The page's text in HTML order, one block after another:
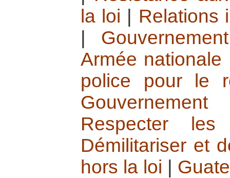
la loi
Relations
Armée nationale
police pour le
Respecter les
Démilitariser et
hors la loi